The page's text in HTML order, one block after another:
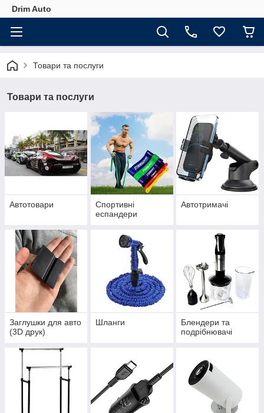
Drim Auto
Товари та послуги
Товари та послуги
Автотовари
Спортивні
еспандери
Автотримачі
Заглушки для авто
(3D друк)
Шланги
Блендери та
подрібнювачі